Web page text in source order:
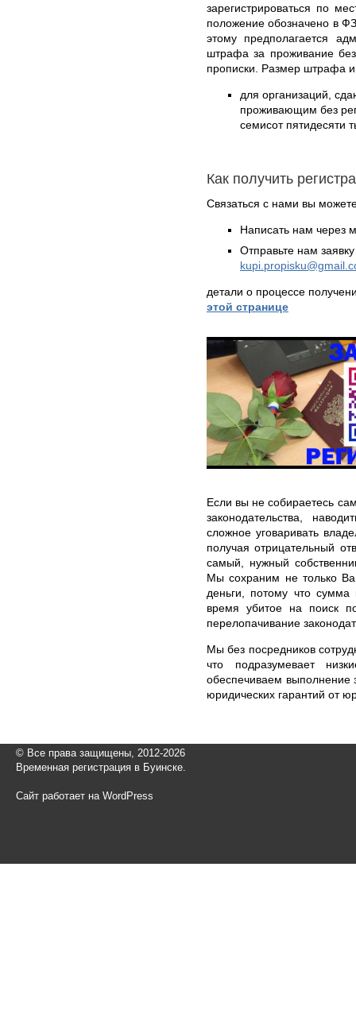
зарегистрироваться по
положение обозначено в
этому предполагается
штрафа за проживание
прописки. Размер штрафа
для организаций,
проживающим без
семисот пятидесяти
Как получить
Связаться с нами вы
Написать нам через
Отправьте нам
детали о процессе
этой странице
Если вы не собираетесь
законодательства,
сложное уговаривать
получая отрицательный
самый, нужный
Мы сохраним не только
деньги, потому что
время убитое на поиск
перелопачивание
Мы без посредников
что подразумевает
обеспечиваем выполнение
юридических гарантий от
© Все права защищены, 2012-2026
Временная регистрация в Буинске.
Сайт работает на WordPress